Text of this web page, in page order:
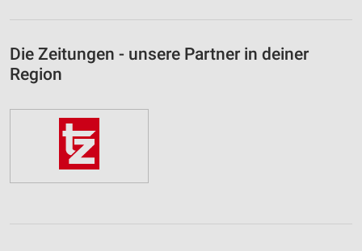
Die Zeitungen - unsere Partner in deiner
Region